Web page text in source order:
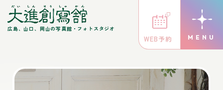
広島、山口、岡山の写真館・フォトスタジオ
WEB予約